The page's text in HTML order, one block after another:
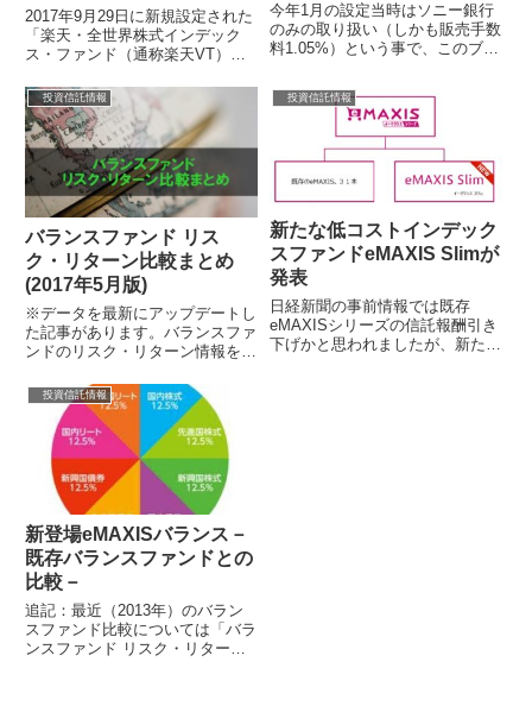
2017年9月29日に新規設定された
「楽天・全世界株式インデック
ス・ファンド（通称楽天VT）」
立てランキングでは第一位の人気
商品と...
今年1月の設定当時はソニー銀行
のみの取り扱い（しかも販売手数
料1.05%）という事で、このブロ
の「世界経済インデックスファン
ド」で...
投資信託情報
バランスファンド リス
ク・リターン比較まとめ
(2017年5月版)
※データを最新にアップデートし
た記事があります。バランスファ
ンドのリスク・リターン情報を前
ました。情報をアップデートして
おきます。...
投資信託情報
新たな低コストインデック
スファンドeMAXIS Slimが
発表
日経新聞の事前情報では既存
eMAXISシリーズの信託報酬引き
下げかと思われましたが、新たな
投資信託情報
新登場eMAXISバランス－
既存バランスファンドとの
比較－
追記：最近（2013年）のバラン
スファンド比較については「バラ
ンスファンド リスク・リターン